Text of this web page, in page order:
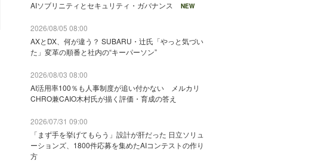
AIソブリニティとセキュリティ・ガバナンス
NEW
2026/08/05 08:00
AXとDX、何が違う？ SUBARU・辻氏「やっと気づい
た」変革の順番と社内の“キーパーソン”
2026/08/03 08:00
AI活用率100％も人事制度が追い付かない メルカリ
CHRO兼CAIO木村氏が描く評価・育成の答え
2026/07/31 09:00
「まず手を挙げてもらう」設計が肝だった 日立ソリュ
ーションズ、1800件応募を集めたAIコンテストの作り
方